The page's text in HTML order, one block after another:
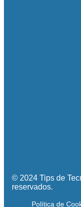
© 2024 Tips de
reservados.
Política de